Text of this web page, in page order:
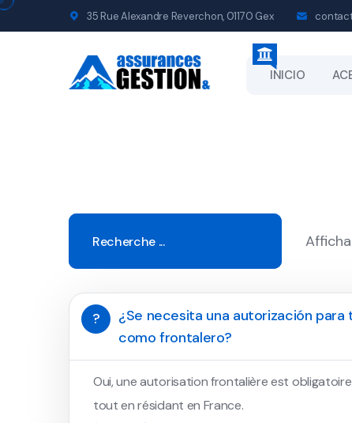
35 Rue Alexandre Reverchon, 01170 Gex
INICIO
?
¿Se necesita una autorización para
como frontalero?
Oui, une autorisation frontalière est
tout en résidant en France.